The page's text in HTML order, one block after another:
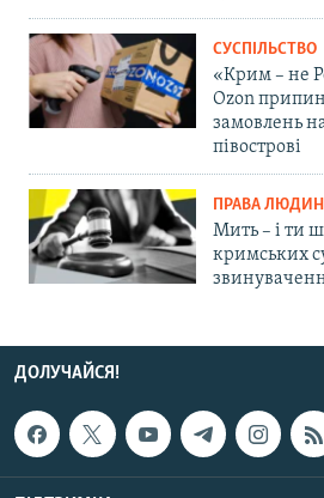
СУСПІЛЬСТВО
«Крим – не
Ozon
замовлень
півострові
ПРАВА
Мить – і ти
кримських
ДОЛУЧАЙСЯ!